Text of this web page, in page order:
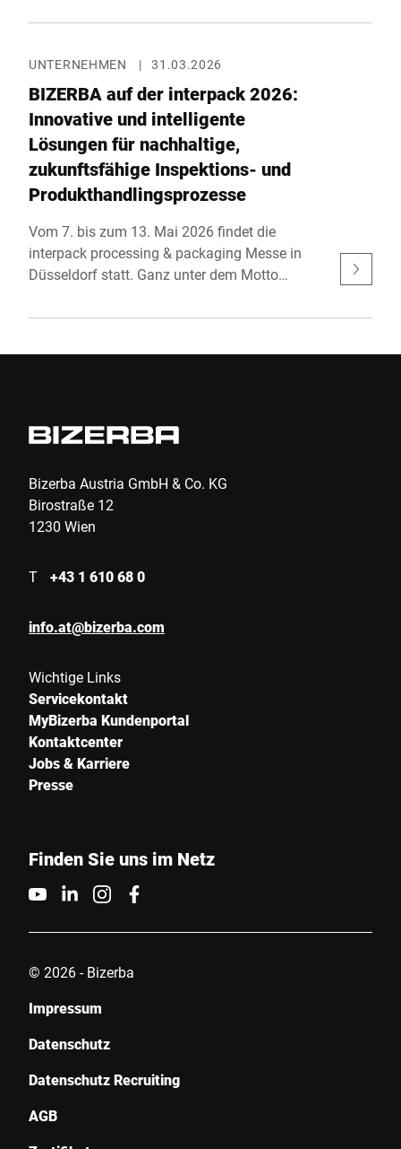
Objekterkennung, Self-Checkout sowie
Automatisierungslösungen reale Prozesse in
Handel und Industrie verbessern. Mit einer
Investition von rund 1,5 Millionen Euro setzt
BIZERBA ein klares Zeichen für seinen Ur-
sprungsort und heutigen Hauptsitz.
UNTERNEHMEN | 31.03.2026
BIZERBA auf der interpack 2026:
Innovative und intelligente
Lösungen für nachhaltige,
zukunftsfähige Inspektions- und
Produkthandlingsprozesse
Vom 7. bis zum 13. Mai 2026 findet die
interpack processing & packaging Messe in
Düsseldorf statt. Ganz unter dem Motto
End-of-Line-Prozesse sowie integrative
Fachpublikum vor. Zu finden ist BIZERBA in
Bizerba Austria GmbH & Co. KG
Birostraße 12
1230 Wien
T +43 1 610 68 0
info.at@bizerba.com
Wichtige Links
Servicekontakt
MyBizerba Kundenportal
Kontaktcenter
Jobs & Karriere
Presse
Finden Sie uns im Netz
© 2026 - Bizerba
Impressum
Datenschutz
Datenschutz Recruiting
AGB